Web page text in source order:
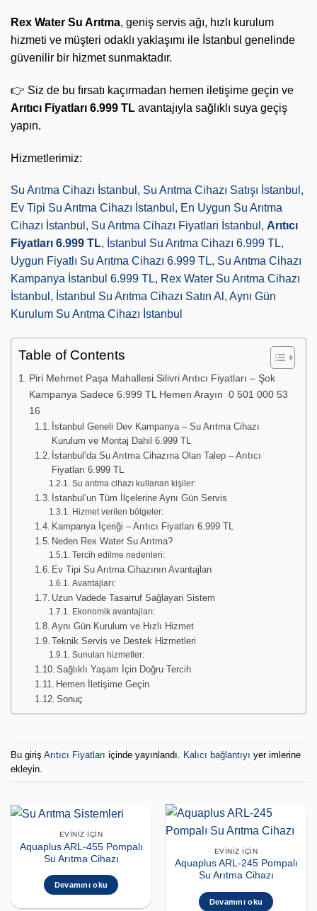
Rex Water Su Arıtma, geniş servis ağı, hızlı kurulum
hizmeti ve müşteri odaklı yaklaşımı ile İstanbul genelinde
güvenilir bir hizmet sunmaktadır.
👉 Siz de bu fırsatı kaçırmadan hemen iletişime geçin ve
Arıtıcı Fiyatları 6.999 TL avantajıyla sağlıklı suya geçiş
yapın.
Hizmetlerimiz:
Su Arıtma Cihazı İstanbul, Su Arıtma Cihazı Satışı İstanbul,
Ev Tipi Su Arıtma Cihazı İstanbul, En Uygun Su Arıtma
Cihazı İstanbul, Su Arıtma Cihazı Fiyatları İstanbul, Arıtıcı
Fiyatları 6.999 TL, İstanbul Su Arıtma Cihazı 6.999 TL,
Uygun Fiyatlı Su Arıtma Cihazı 6.999 TL, Su Arıtma Cihazı
Kampanya İstanbul 6.999 TL, Rex Water Su Arıtma Cihazı
İstanbul, İstanbul Su Arıtma Cihazı Satın Al, Aynı Gün
Kurulum Su Arıtma Cihazı İstanbul
Table of Contents
Piri Mehmet Paşa Mahallesi Silivri Arıtıcı Fiyatları – Şok
Kampanya Sadece 6.999 TL Hemen Arayın 0 501 000 53
16
İstanbul Geneli Dev Kampanya – Su Arıtma Cihazı
Kurulum ve Montaj Dahil 6.999 TL
İstanbul’da Su Arıtma Cihazına Olan Talep – Arıtıcı
Fiyatları 6.999 TL
Su arıtma cihazı kullanan kişiler:
İstanbul’un Tüm İlçelerine Aynı Gün Servis
Hizmet verilen bölgeler:
Kampanya İçeriği – Arıtıcı Fiyatları 6.999 TL
Neden Rex Water Su Arıtma?
Tercih edilme nedenleri:
Ev Tipi Su Arıtma Cihazının Avantajları
Avantajları:
Uzun Vadede Tasarruf Sağlayan Sistem
Ekonomik avantajları:
Aynı Gün Kurulum ve Hızlı Hizmet
Teknik Servis ve Destek Hizmetleri
Sunulan hizmetler:
Sağlıklı Yaşam İçin Doğru Tercih
Hemen İletişime Geçin
Sonuç
Bu giriş Arıtıcı Fiyatları içinde yayınlandı. Kalıcı bağlantıyı yer imlerine
ekleyin.
EVINIZ İÇIN
Aquaplus ARL-455 Pompalı
Su Arıtma Cihazı
Devamını oku
EVINIZ İÇIN
Aquaplus ARL-245 Pompalı
Su Arıtma Cihazı
Devamını oku